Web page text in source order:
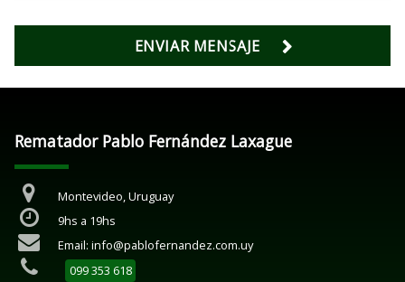
ENVIAR MENSAJE
Rematador Pablo Fernández Laxague
Montevideo, Uruguay
9hs a 19hs
Email: info@pablofernandez.com.uy
099 353 618